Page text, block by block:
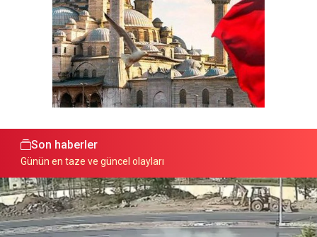
Son haberler
Günün en taze ve güncel olayları